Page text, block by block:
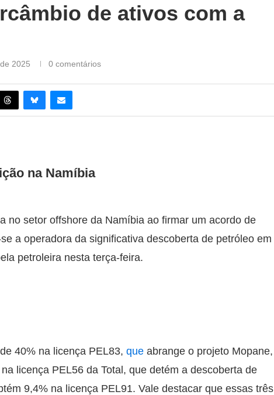
de ativos com a
2025 0 comentários
na Namíbia
no setor offshore da Namíbia ao firmar um acordo de
a operadora da significativa descoberta de petróleo em
petroleira nesta terça-feira.
40% na licença PEL83, que abrange o projeto Mopane,
licença PEL56 da Total, que detém a descoberta de
9,4% na licença PEL91. Vale destacar que essas três